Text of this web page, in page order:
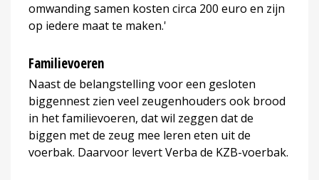
omwanding samen kosten circa 200 euro en zijn
op iedere maat te maken.'
Familievoeren
Naast de belangstelling voor een gesloten
biggennest zien veel zeugenhouders ook brood
in het familievoeren, dat wil zeggen dat de
biggen met de zeug mee leren eten uit de
voerbak. Daarvoor levert Verba de KZB-voerbak.